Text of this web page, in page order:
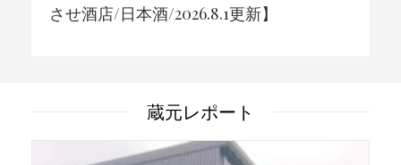
させ酒店/日本酒/2026.8.1更新】
蔵元レポート